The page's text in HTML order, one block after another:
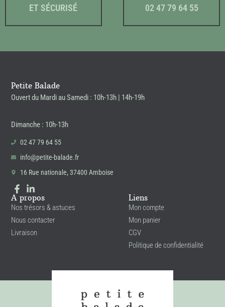
ET SÉCURISÉ
02 47 79 64 55
Petite Balade
Ouvert du Mardi au Samedi : 10h-13h | 14h-19h
Dimanche : 10h-13h
02 47 79 64 55
info@petite-balade.fr
16 Rue nationale, 37400 Amboise
A propos
Nos trésors & astuces
Nous contacter
Livraison
Liens
Mon compte
Mon panier
CGV
Politique de confidentialité